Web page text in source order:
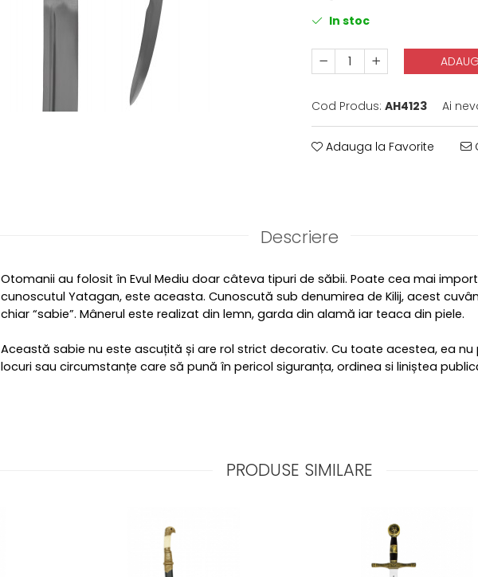
In stoc
Cod Produs: AH4123 Ai
Adauga la Favorite
Descriere
Otomanii au folosit în Evul Mediu doar câteva tipuri de săbii. Poate cea mai
cunoscutul Yatagan, este aceasta. Cunoscută sub denumirea de Kilij, acest
chiar “sabie”. Mânerul este realizat din lemn, garda din alamă iar teaca din piele.
Această sabie nu este ascuțită și are rol strict decorativ. Cu toate acestea, ea
locuri sau circumstanțe care să pună în pericol siguranța, ordinea si liniștea
PRODUSE SIMILARE